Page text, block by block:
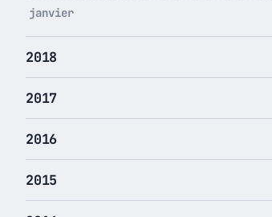
janvier
2018
2017
2016
2015